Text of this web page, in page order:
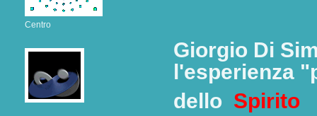
Giorgio Di
l'esperienza
dello Spirito
Centro